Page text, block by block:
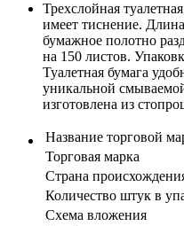
Трехслойная
имеет тиснение.
бумажное полотно
на 150 листов.
Туалетная бумага
уникальной
изготовлена из
Название торговой
Торговая марка
Страна
Количество штук в
Схема вложения